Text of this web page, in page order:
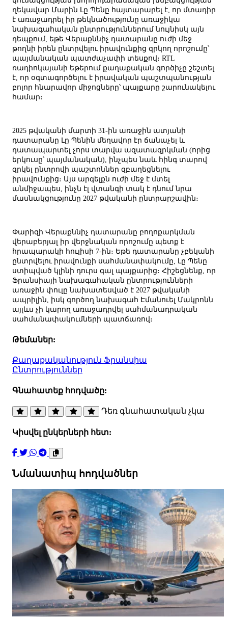
ղեկավար Մարին Լը Պենը հայտարարել է, որ մտադիր
է առաջադրել իր թեկնածությունը առաջիկա
նախագահական ընտրություններում նույնիսկ այն
դեպքում, եթե Վերաքննիչ դատարանը ուժի մեջ
թողնի իրեն ընտրվելու իրավունքից զրկող որոշումը՝
պայմանական պատժաչափի տեսքով։ RTL
ռադիոկայանի եթերում քաղաքական գործիչը շեշտել
է, որ օգտագործելու է իրավական պաշտպանության
բոլոր հնարավոր միջոցները՝ պայքարը շարունակելու
համար։
2025 թվականի մարտի 31-ին առաջին ատյանի
դատարանը Լը Պենին մեղավոր էր ճանաչել և
դատապարտել չորս տարվա ազատազրկման (որից
երկուսը՝ պայմանական), ինչպես նաև հինգ տարով
զրկել ընտրովի պաշտոններ զբաղեցնելու
իրավունքից։ Այս արգելքն ուժի մեջ է մտել
անմիջապես, ինչն էլ վտանգի տակ է դնում նրա
մասնակցությունը 2027 թվականի ընտրարշավին։
Փարիզի Վերաքննիչ դատարանը բողոքարկման
վերաբերյալ իր վերջնական որոշումը պետք է
հրապարակի հուլիսի 7-ին։ Եթե դատարանը չբեկանի
ընտրվելու իրավունքի սահմանափակումը, Լը Պենը
ստիպված կլինի դուրս գալ պայքարից։ Հիշեցնենք, որ
Ֆրանսիայի նախագահական ընտրությունների
առաջին փուլը նախատեսված է 2027 թվականի
ապրիլին, իսկ գործող նախագահ Էմանուել Մակրոնն
այլևս չի կարող առաջադրվել սահմանադրական
սահմանափակումների պատճառով։
Թեմաներ:
Քաղաքականություն Ֆրանսիա
Ընտրություններ
Գնահատեք հոդվածը:
Դեռ գնահատական չկա
Կիսվել ընկերների հետ:
Նմանատիպ հոդվածներ